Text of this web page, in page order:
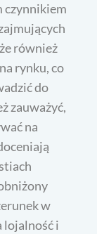
czynnikiem
również
rynku, co
do
zauważyć,
na
w
lojalność i